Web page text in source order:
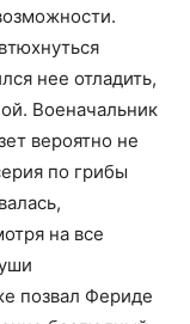
нее отладить,
Военачальник
вероятно не
по грибы
на все
позвал Фериде